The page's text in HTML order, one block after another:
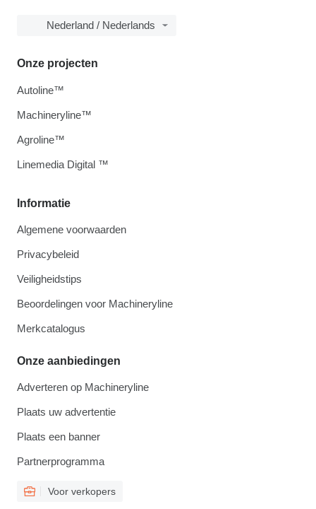
Nederland / Nederlands
Informatie
Algemene voorwaarden
Privacybeleid
Veiligheidstips
Beoordelingen voor Machineryline
Merkcatalogus
Onze aanbiedingen
Adverteren op Machineryline
Plaats uw advertentie
Plaats een banner
Partnerprogramma
Voor verkopers
Onze projecten
Autoline™
Machineryline™
Agroline™
Linemedia Digital ™